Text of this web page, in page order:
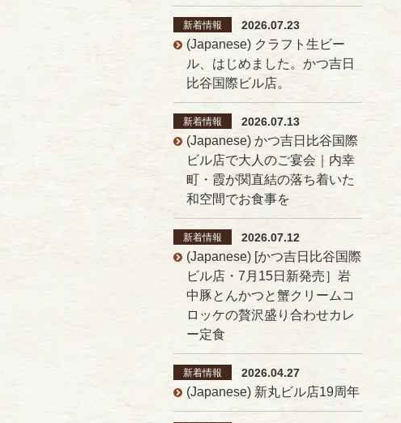
新着情報 2026.07.23
(Japanese) クラフト生ビー
ル、はじめました。かつ吉日
比谷国際ビル店。
新着情報 2026.07.13
(Japanese) かつ吉日比谷国際
ビル店で大人のご宴会｜内幸
町・霞が関直結の落ち着いた
和空間でお食事を
新着情報 2026.07.12
(Japanese) [かつ吉日比谷国際
ビル店・7月15日新発売］岩
中豚とんかつと蟹クリームコ
ロッケの贅沢盛り合わせカレ
ー定食
新着情報 2026.04.27
(Japanese) 新丸ビル店19周年